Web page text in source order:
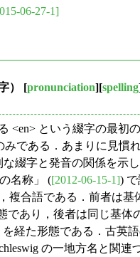
06-27-1]
） [pronunciation][spelling
という綴字の最初
みである．あまりに見慣
綴字と発音の関係を示
の名称」 ([2012-06-15-1])
複合語である．前者は基
であり，後者は同じ基体
を経た形態である．古英
の一地方名と関